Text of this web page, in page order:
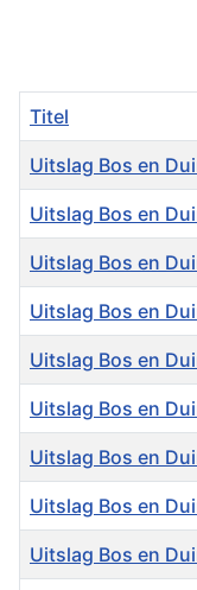
Titel
Uitslag Bos en
Uitslag Bos en
Uitslag Bos en
Uitslag Bos en
Uitslag Bos en
Uitslag Bos en
Uitslag Bos en
Uitslag Bos en
Uitslag Bos en